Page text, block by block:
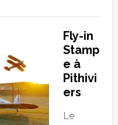
Fly-in
Stamp
e à
Pithivi
ers
Le